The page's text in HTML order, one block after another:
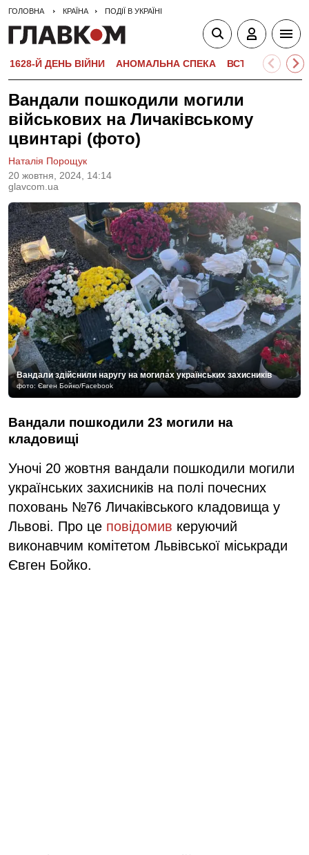
ГОЛОВНА КРАЇНА ПОДІЇ В УКРАЇНІ
1628-Й ДЕНЬ ВІЙНИ АНОМАЛЬНА СПЕКА ВСТУПНА
Вандали пошкодили могили
військових на Личаківському
цвинтарі (фото)
20 жовтня, 2024, 14:14
glavcom.ua
Наталія Порощук
Вандали здійснили наругу на могилах українських захисників
фото: Євген Бойко/Facebook
Вандали пошкодили 23 могили на
кладовищі
Уночі 20 жовтня вандали пошкодили могили
українських захисників на полі почесних
поховань №76 Личаківського кладовища у
Львові. Про це повідомив керуючий
виконавчим комітетом Львівської міськради
Євген Бойко.